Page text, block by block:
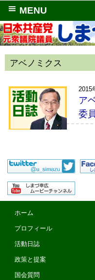
MENU
アベノミクス
2015
ア
委
教授
と
ホーム
プロフィール
活動日誌
政策と提案
国会質問